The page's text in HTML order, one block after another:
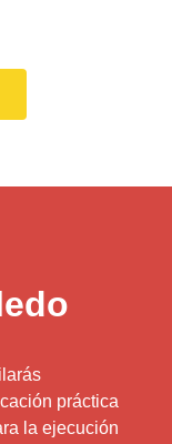
práctica
la ejecución